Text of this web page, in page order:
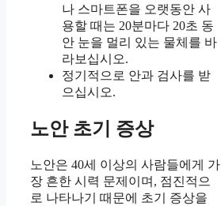
나 스마트폰을 오랫동안 사
용할 때는 20분마다 20초 동
안 눈을 멀리 있는 물체를 바
라보십시오.
정기적으로 안과 검사를 받
으십시오.
노안 초기 증상
노안은 40세 이상의 사람들에게 가
장 흔한 시력 문제이며, 점진적으
로 나타나기 때문에 초기 증상을